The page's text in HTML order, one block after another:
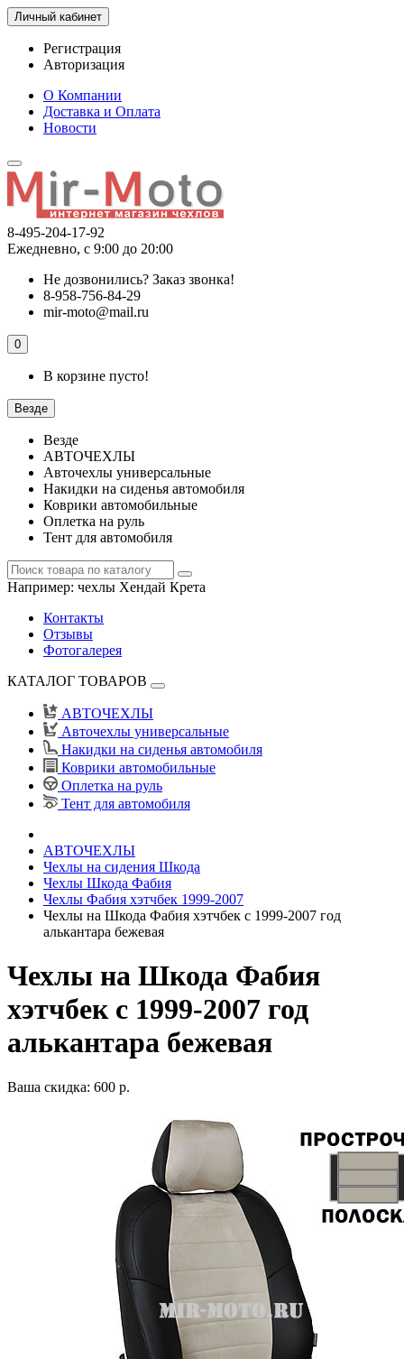
Личный кабинет
Регистрация
Авторизация
О Компании
Доставка и Оплата
Новости
8-495-204-17-92
Ежедневно, с 9:00 до 20:00
Не дозвонились? Заказ звонка!
8-958-756-84-29
mir-moto@mail.ru
0
В корзине пусто!
Везде
Везде
АВТОЧЕХЛЫ
Авточехлы универсальные
Накидки на сиденья автомобиля
Коврики автомобильные
Оплетка на руль
Тент для автомобиля
Например: чехлы Хендай Крета
Контакты
Отзывы
Фотогалерея
КАТАЛОГ ТОВАРОВ
АВТОЧЕХЛЫ
Авточехлы универсальные
Накидки на сиденья автомобиля
Коврики автомобильные
Оплетка на руль
Тент для автомобиля
АВТОЧЕХЛЫ
Чехлы на сидения Шкода
Чехлы Шкода Фабия
Чехлы Фабия хэтчбек 1999-2007
Чехлы на Шкода Фабия хэтчбек с 1999-2007 год
алькантара бежевая
Чехлы на Шкода Фабия
хэтчбек с 1999-2007 год
алькантара бежевая
Ваша скидка: 600 р.